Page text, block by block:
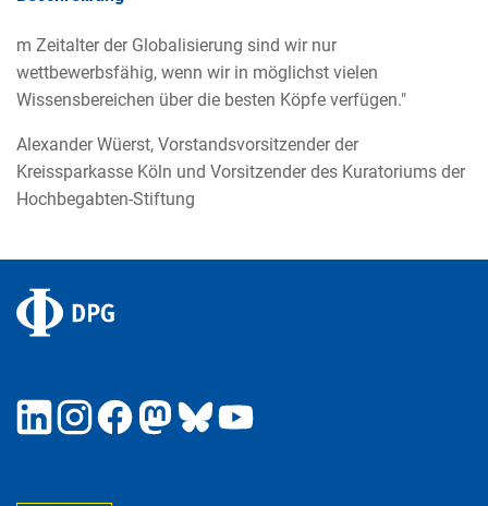
m Zeitalter der Globalisierung sind wir nur
wettbewerbsfähig, wenn wir in möglichst vielen
Wissensbereichen über die besten Köpfe verfügen."
Alexander Wüerst, Vorstandsvorsitzender der
Kreissparkasse Köln und Vorsitzender des Kuratoriums der
Hochbegabten-Stiftung